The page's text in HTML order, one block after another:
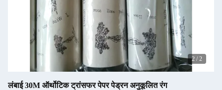
2 / 2
लंबाई 30M ऑर्थोटिक ट्रांसफर पेपर पेड्रन अनुकूलित रंग